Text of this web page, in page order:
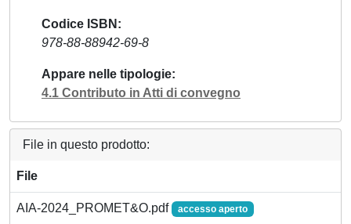
Codice ISBN
978-88-88942-69-8
Appare nelle tipologie
4.1 Contributo in Atti di convegno
File in questo prodotto:
File
AIA-2024_PROMET&O.pdf accesso aperto